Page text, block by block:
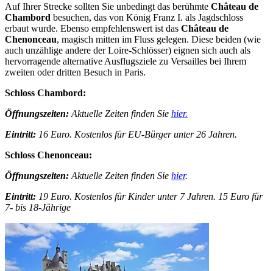
Auf Ihrer Strecke sollten Sie unbedingt das berühmte Château de
Chambord besuchen, das von König Franz I. als Jagdschloss
erbaut wurde. Ebenso empfehlenswert ist das Château de
Chenonceau, magisch mitten im Fluss gelegen. Diese beiden (wie
auch unzählige andere der Loire-Schlösser) eignen sich auch als
hervorragende alternative Ausflugsziele zu Versailles bei Ihrem
zweiten oder dritten Besuch in Paris.
Schloss Chambord:
Öffnungszeiten: Aktuelle Zeiten finden Sie hier.
Eintritt: 16 Euro. Kostenlos für EU-Bürger unter 26 Jahren.
Schloss Chenonceau:
Öffnungszeiten: Aktuelle Zeiten finden Sie hier.
Eintritt: 19 Euro. Kostenlos für Kinder unter 7 Jahren. 15 Euro für
7- bis 18-Jährige